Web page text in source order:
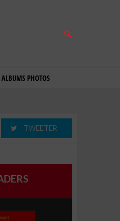
ALBUMS PHOTOS
TWEETER